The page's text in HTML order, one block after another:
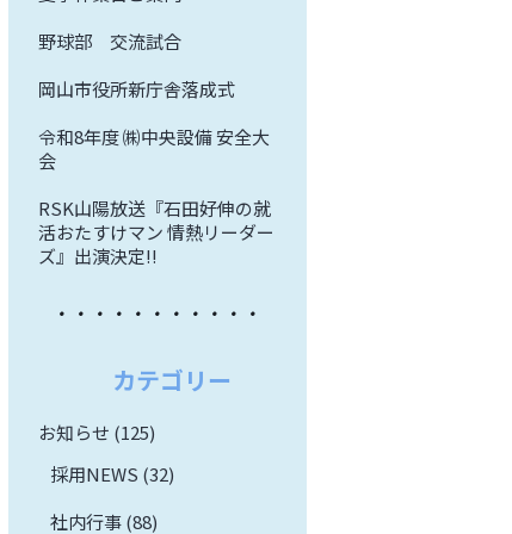
野球部 交流試合
岡山市役所新庁舎落成式
令和8年度 ㈱中央設備 安全大
会
RSK山陽放送『石田好伸の就
活おたすけマン 情熱リーダー
ズ』出演決定!!
カテゴリー
お知らせ (125)
採用NEWS (32)
社内行事 (88)